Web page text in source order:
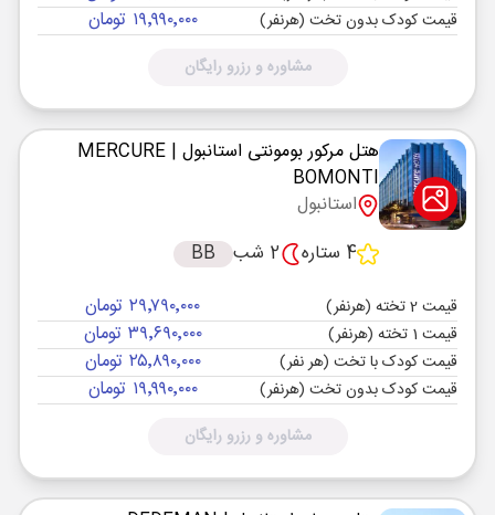
قیمت کودک بدون تخت (هرنفر) ۱۹٬۹۹۰٬۰۰۰ تومان
مشاوره و رزرو رایگان
هتل مرکور بومونتی استانبول | MERCURE
BOMONTI
استانبول
4 ستاره
2 شب BB
قیمت 2 تخته (هرنفر) ۲۹٬۷۹۰٬۰۰۰ تومان
قیمت 1 تخته (هرنفر) ۳۹٬۶۹۰٬۰۰۰ تومان
قیمت کودک با تخت (هر نفر) ۲۵٬۸۹۰٬۰۰۰ تومان
قیمت کودک بدون تخت (هرنفر) ۱۹٬۹۹۰٬۰۰۰ تومان
مشاوره و رزرو رایگان